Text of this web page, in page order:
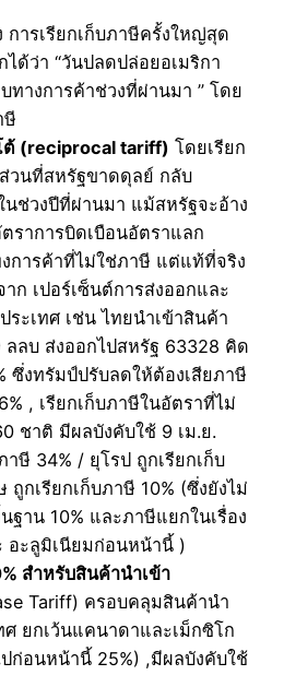
ารเรียกเก็บภาษีครั้งใหญ่สุด
ได้ว่า “วันปลดปล่อยอเมริกา
บทางการค้าช่วงที่ผ่านมา ” โดย
ษี
(reciprocal tariff) โดยเรียก
วนที่สหรัฐขาดดุลย์ กลับ
นช่วงปีที่ผ่านมา แม้สหรัฐจะอ้าง
ราการบิดเบือนอัตราแลก
การค้าที่ไม่ใช่ภาษี แต่แท้ที่จริง
ก เปอร์เซ็นต์การส่งออกและ
ระเทศ เช่น ไทยนำเข้าสินค้า
ลลบ ส่งออกไปสหรัฐ 63328 คิด
ซึ่งทรัมป์ปรับลดให้ต้องเสียภาษี
, เรียกเก็บภาษีในอัตราที่ไม่
ชาติ มีผลบังคับใช้ 9 เม.ย.
ษี 34% / ยุโรป ถูกเรียกเก็บ
ถูกเรียกเก็บภาษี 10% (ซึ่งยังไม่
ฐาน 10% และภาษีแยกในเรื่อง
อะลูมิเนียมก่อนหน้านี้ )
สำหรับสินค้านำเข้า
Tariff) ครอบคลุมสินค้านำ
ศ ยกเว้นแคนาดาและเม็กซิโก
ปก่อนหน้านี้ 25%) ,มีผลบังคับใช้